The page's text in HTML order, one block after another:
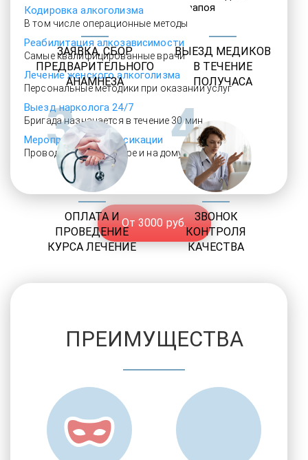
Кодировка алкоголизма
В том числе операционные методы
Реабилитация алкозависимости
Самые квалифицированные врачи
Лечение женского алкоголизма
Персональные методики при оказании услуг
Выезд нарколога 24/7
Бригада назначается в течение 30 мин
Мероприятия детоксикации
Проводим в стационаре и на дому
От 3000 руб.
ЗАЯВКА, СБОР
ПРЕДВАРИТЕЛЬНОГО
АНАМНЕЗА
ВЫЕЗД МЕДИКОВ
В ТЕЧЕНИЕ
ПОЛУЧАСА
3
ОПЛАТА И
ПРОВЕДЕНИЕ
КУРСА ЛЕЧЕНИЕ
4
ЗВОНОК
КОНТРОЛЯ
КАЧЕСТВА
ПРЕИМУЩЕСТВА